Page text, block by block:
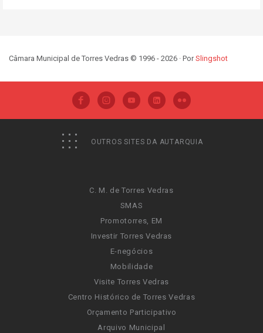
Câmara Municipal de Torres Vedras © 1996 - 2026 · PorSlingshot
OUTROS SITES DA AUTARQUIA
C. M. de Torres Vedras
SMAS
Promotorres, EM
Investir Torres Vedras
E-negócios
Mobilidade
Visite Torres Vedras
Centro Histórico de Torres Vedras
Orçamento Participativo
Arquivo Municipal